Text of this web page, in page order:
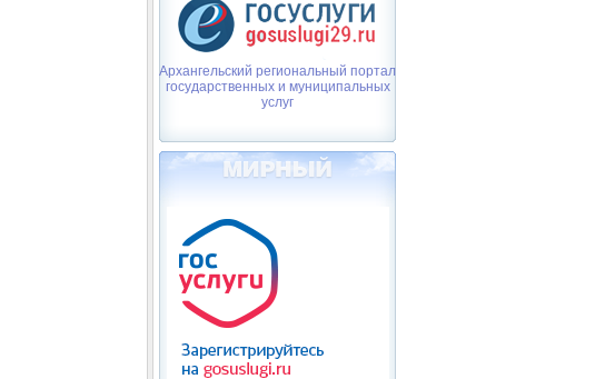
Архангельский региональный портал
государственных и муниципальных
услуг